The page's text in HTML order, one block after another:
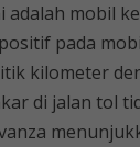
adalah mobil
pada
kilometer
di jalan tol